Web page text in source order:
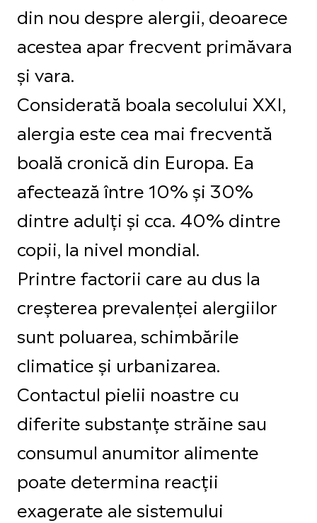
din nou despre alergii, deoarece
acestea apar frecvent primăvara
și vara.
Considerată boala secolului XXI,
alergia este cea mai frecventă
boală cronică din Europa. Ea
afectează între 10% și 30%
dintre adulți și cca. 40% dintre
copii, la nivel mondial.
Printre factorii care au dus la
creșterea prevalenței alergiilor
sunt poluarea, schimbările
climatice și urbanizarea.
Contactul pielii noastre cu
diferite substanțe străine sau
consumul anumitor alimente
poate determina reacții
exagerate ale sistemului